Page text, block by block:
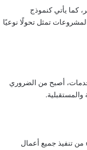
كما يأتي كنموذج
تمثل تحولًا نوعيًا
أصبح من الضروري
من تنفيذ جميع أعمال